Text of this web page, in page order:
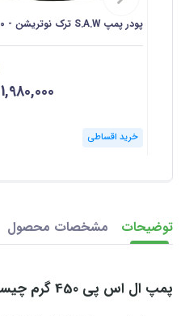
پودر پمپ S.A.W ترک نوتریشن - 200 گرم
1,980,000
خرید اقساطی
توضیحات مشخصات محصول
پمپ ال اس پی 450 گرم چیست؟